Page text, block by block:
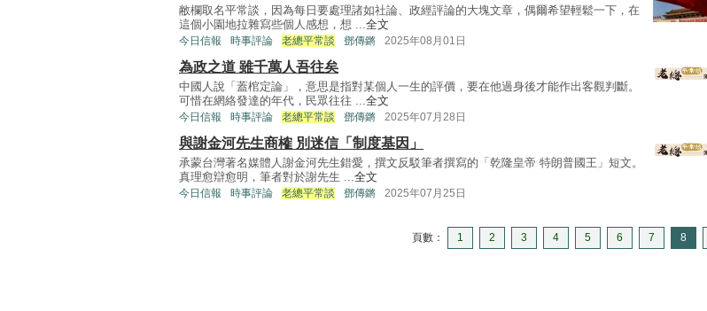
敝欄取名平常談，因為每日要處理諸如社論、政經評論的大塊文章，偶爾希望輕鬆一下，在
這個小園地拉雜寫些個人感想，想 ...全文
今日信報 時事評論 老總平常談 鄧傳鏘 2025年08月01日
為政之道 雖千萬人吾往矣
中國人說「蓋棺定論」，意思是指對某個人一生的評價，要在他過身後才能作出客觀判斷。
可惜在網絡發達的年代，民眾往往 ...全文
今日信報 時事評論 老總平常談 鄧傳鏘 2025年07月28日
與謝金河先生商榷 別迷信「制度基因」
承蒙台灣著名媒體人謝金河先生錯愛，撰文反駁筆者撰寫的「乾隆皇帝 特朗普國王」短文。
真理愈辯愈明，筆者對於謝先生 ...全文
今日信報 時事評論 老總平常談 鄧傳鏘 2025年07月25日
頁數： 1 2 3 4 5 6 7 8